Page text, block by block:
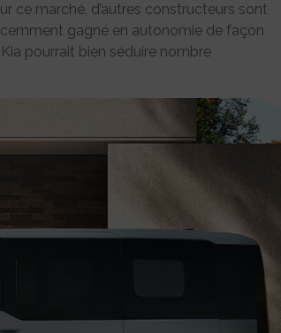
ce marché, d’autres constructeurs sont
gagné en autonomie de façon
pourrait bien séduire nombre